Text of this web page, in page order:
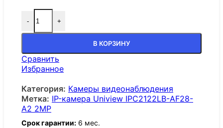
- +
В КОРЗИНУ
Сравнить
Избранное
Категория: Камеры видеонаблюдения
Метка: IP-камера Uniview IPC2122LB-AF28-
A2 2MP
Срок гарантии: 6 мес.